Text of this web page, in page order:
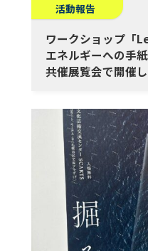
活動報告
ワークショップ「
エネルギーへの手
共催展覧会で開催し